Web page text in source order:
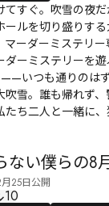
てすぐ。吹雪の夜
ールを切り盛りす
マーダーミステリ
ダーミステリーを
いつも通りのはず
吹雪。誰も帰れず
たち二人と一緒に
ない僕らの8
25日公開
10